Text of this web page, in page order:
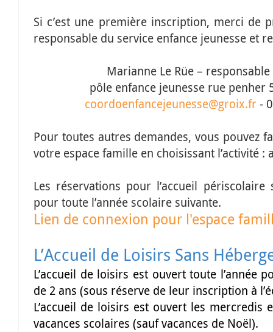
Si c’est une première inscription, merci de
responsable du service enfance jeunesse et
Marianne Le Rüe – responsable
pôle enfance jeunesse rue penher
coordoenfancejeunesse@groix.fr-
Pour toutes autres demandes, vous pouvez
votre espace famille en choisissant l’activité :
Les réservations pour l’accueil périscolaire
pour toute l’année scolaire suivante.
Lien de connexion pour l'espace
L’Accueil de Loisirs Sans
L’accueil de loisirs est ouvert toute l’année
de 2 ans (sous réserve de leur inscription à
L’accueil de loisirs est ouvert les mercredis
vacances scolaires (sauf vacances de Noël).